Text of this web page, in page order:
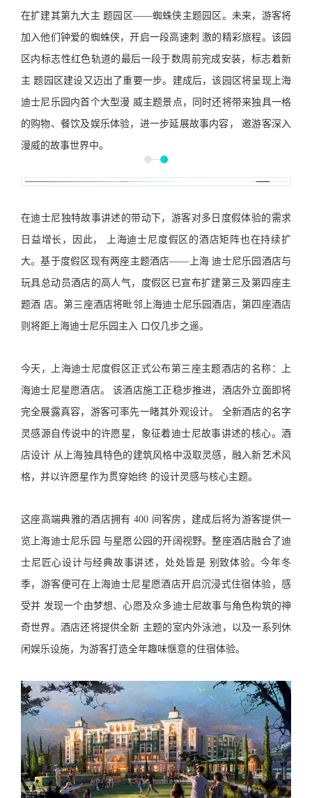
在扩建其第九大主 题园区——蜘蛛侠主题园区。未来，游客将
加入他们钟爱的蜘蛛侠，开启一段高速刺 激的精彩旅程。该园
区内标志性红色轨道的最后一段于数周前完成安装，标志着新
主 题园区建设又迈出了重要一步。建成后，该园区将呈现上海
迪士尼乐园内首个大型漫 威主题景点，同时还将带来独具一格
的购物、餐饮及娱乐体验，进一步延展故事内容， 邀游客深入
漫威的故事世界中。
在迪士尼独特故事讲述的带动下，游客对多日度假体验的需求
日益增长，因此， 上海迪士尼度假区的酒店矩阵也在持续扩
大。基于度假区现有两座主题酒店——上海 迪士尼乐园酒店与
玩具总动员酒店的高人气，度假区已宣布扩建第三及第四座主
题酒 店。第三座酒店将毗邻上海迪士尼乐园酒店，第四座酒店
则将距上海迪士尼乐园主入 口仅几步之遥。
今天，上海迪士尼度假区正式公布第三座主题酒店的名称：上
海迪士尼星愿酒店。 该酒店施工正稳步推进，酒店外立面即将
完全展露真容，游客可率先一睹其外观设计。 全新酒店的名字
灵感源自传说中的许愿星，象征着迪士尼故事讲述的核心。酒
店设计 从上海独具特色的建筑风格中汲取灵感，融入新艺术风
格，并以许愿星作为贯穿始终 的设计灵感与核心主题。
这座高端典雅的酒店拥有 400 间客房，建成后将为游客提供一
览上海迪士尼乐园 与星愿公园的开阔视野。整座酒店融合了迪
士尼匠心设计与经典故事讲述，处处皆是 别致体验。今年冬
季，游客便可在上海迪士尼星愿酒店开启沉浸式住宿体验，感
受并 发现一个由梦想、心愿及众多迪士尼故事与角色构筑的神
奇世界。酒店还将提供全新 主题的室内外泳池，以及一系列休
闲娱乐设施，为游客打造全年趣味惬意的住宿体验。